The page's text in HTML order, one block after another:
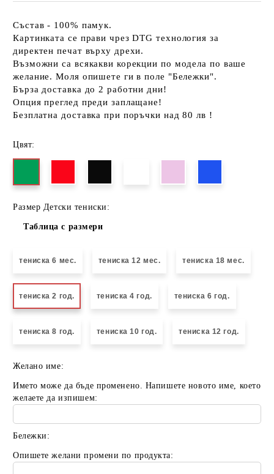
Състав - 100% памук.
Картинката се прави чрез DTG технология за
директен печат върху дрехи.
Възможни са всякакви корекции по модела по ваше
желание. Моля опишете ги в поле "Бележки".
Бърза доставка до 2 работни дни!
Опция преглед преди заплащане!
Безплатна доставка при поръчки над 80 лв !
Цвят:
Размер Детски тениски:
Таблица с размери
тениска 6 мес. тениска 12 мес. тениска 18 мес.
тениска 2 год. тениска 4 год. тениска 6 год.
тениска 8 год. тениска 10 год. тениска 12 год.
Желано име:
Името може да бъде променено. Напишете новото име, което
желаете да изпишем:
Бележки:
Опишете желани промени по продукта: